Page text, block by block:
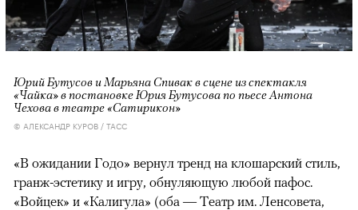
Юрий Бутусов и Марьяна Спивак в сцене из спектакля
«Чайка» в постановке Юрия Бутусова по пьесе Антона
Чехова в театре «Сатирикон»
© АЛЕКСАНДР КУРОВ / ТАСС
«В ожидании Годо» вернул тренд на клошарский стиль,
гранж-эстетику и игру, обнуляющую любой пафос.
«Войцек» и «Калигула» (оба — Театр им. Ленсовета,